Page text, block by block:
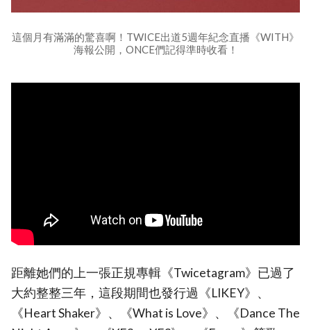
這個月有滿滿的驚喜啊！TWICE出道5週年紀念直播《WITH》
海報公開，ONCE們記得準時收看！
距離她們的上一張正規專輯《Twicetagram》已過了
大約整整三年，這段期間也發行過《LIKEY》、
《Heart Shaker》、《What is Love》、《Dance The